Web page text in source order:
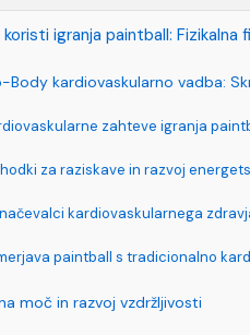
koristi igranja paintball:
Body kardiovaskularno vadba:
zahteve igranja
za raziskave in razvoj
kardiovaskularnega
paintball s tradicionalno
moč in razvoj vzdržljivosti